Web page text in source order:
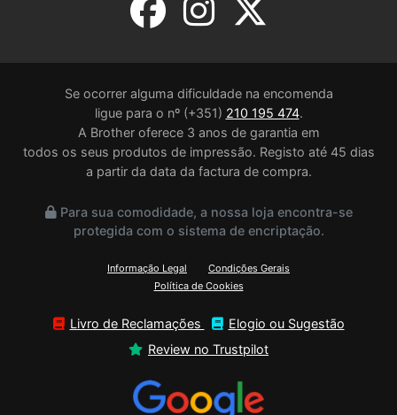
Se ocorrer alguma dificuldade na encomenda
ligue para o nº (+351) 210 195 474.
A Brother oferece 3 anos de garantia em
todos os seus produtos de impressão. Registo até 45 dias
a partir da data da factura de compra.
Para sua comodidade, a nossa loja encontra-se
protegida com o sistema de encriptação.
Informação Legal
Condições Gerais
Política de Cookies
Livro de Reclamações
Elogio ou Sugestão
Review no Trustpilot